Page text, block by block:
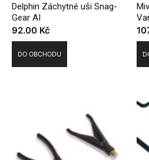
Delphin Záchytné uši Snag-
Gear AI
92.00 Kč
DO OBCHODU